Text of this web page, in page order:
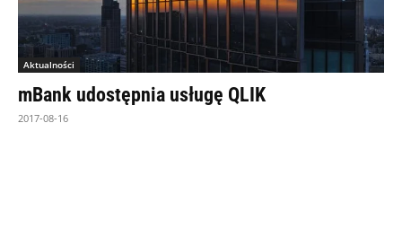
Aktualności
mBank udostępnia usługę QLIK
2017-08-16